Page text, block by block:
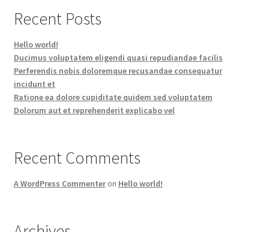
Recent Posts
Hello world!
Ducimus voluptatem eligendi quasi repudiandae facilis
Perferendis nobis doloremque recusandae consequatur
incidunt et
Ratione ea dolore cupiditate quidem sed voluptatem
Dolorum aut et reprehenderit explicabo vel
Recent Comments
A WordPress Commenteron Hello world!